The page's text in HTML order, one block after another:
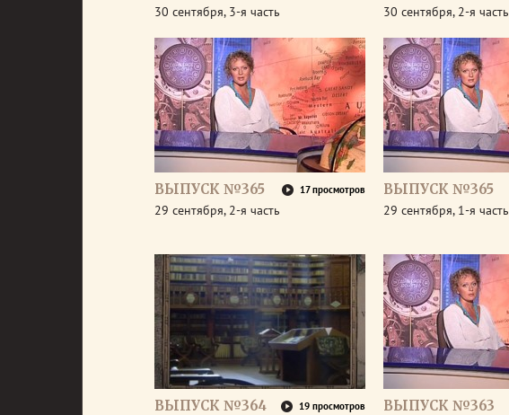
30 сентября, 3-я часть 30 сентября, 2-я часть
ВЫПУСК №365 17 просмотров
29 сентября, 2-я часть
ВЫПУСК №365
29 сентября, 1-я часть
ВЫПУСК №364 19 просмотров ВЫПУСК №363